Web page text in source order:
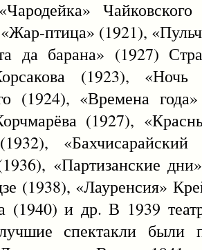
птица» (1921),
да барана» (1927)
(1923),
(1924), «Времена
(1927),
«Партизанские
(1938), «Лауренсия»
(1940) и др. В 1939
спектакли были